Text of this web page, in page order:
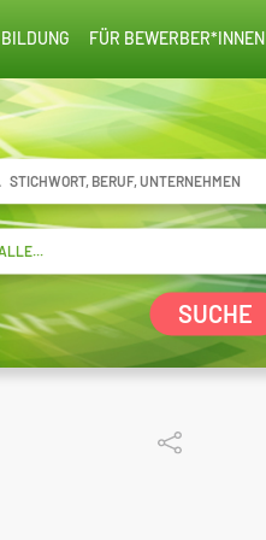
FÜR BEWERBER*INNEN
BILDUNG
SUCHE